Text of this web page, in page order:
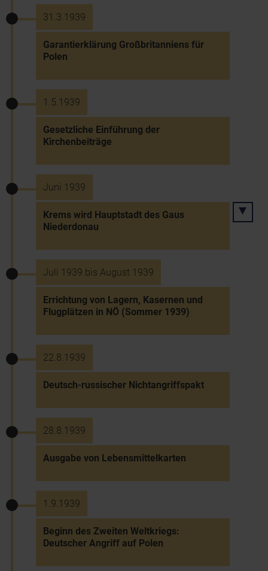
31.3.1939
Garantierklärung Großbritanniens für
Polen
1.5.1939
Gesetzliche Einführung der
Kirchenbeiträge
Juni 1939
Krems wird Hauptstadt des Gaus
Niederdonau
Juli 1939 bis August 1939
Errichtung von Lagern, Kasernen und
Flugplätzen in NÖ (Sommer 1939)
22.8.1939
Deutsch-russischer Nichtangriffspakt
28.8.1939
Ausgabe von Lebensmittelkarten
1.9.1939
Beginn des Zweiten Weltkriegs:
Deutscher Angriff auf Polen